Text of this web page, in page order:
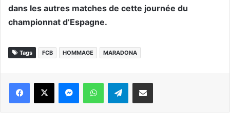
dans les autres matches de cette journée du
championnat d’Espagne.
Tags FCB HOMMAGE MARADONA
WhatsApp Telegram